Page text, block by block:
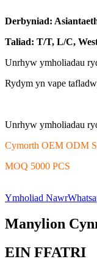
Derbyniad:
Taliad: T/T, L/C,
Unrhyw ymholiadau
Rydym yn vape
Unrhyw ymholiadau
Cymorth OEM ODM
MOQ 5000 PCS
Ymholiad Nawr
Manylion
EIN FFATRI